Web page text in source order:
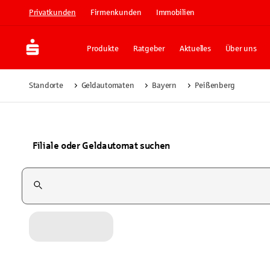
Privatkunden Firmenkunden Immobilien
Produkte Ratgeber Aktuelles Über uns
Standorte Geldautomaten Bayern Peißenberg
Filiale oder Geldautomat suchen
Suchfeld